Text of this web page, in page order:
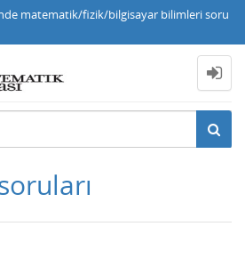
matematik/fizik/bilgisayar bilimleri soru